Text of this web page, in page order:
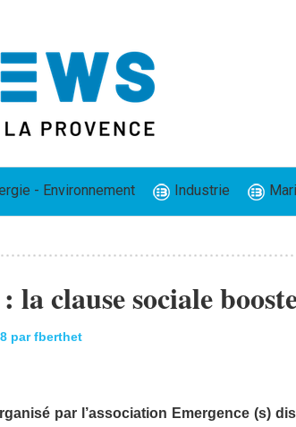
- Environnement Industrie
la clause sociale
par fberthet
par l’association Emergence (s)